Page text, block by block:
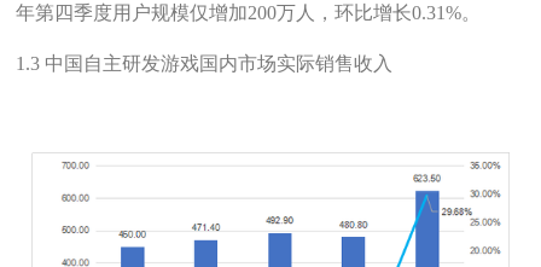
年第四季度用户规模仅增加200万人，环比增长0.31%。
1.3 中国自主研发游戏国内市场实际销售收入